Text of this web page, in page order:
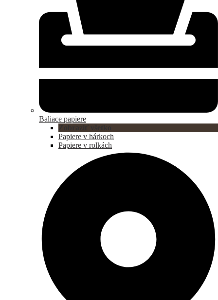
Baliace papiere
Papiere v hárkoch
Papiere v rolkách